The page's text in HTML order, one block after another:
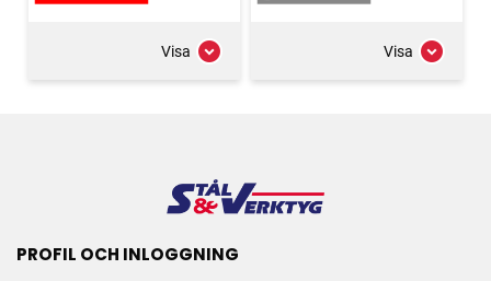
Visa Visa
PROFIL OCH INLOGGNING